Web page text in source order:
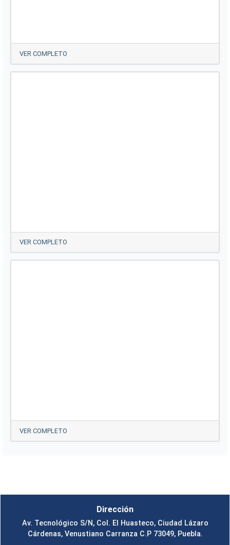
VER COMPLETO
VER COMPLETO
VER COMPLETO
Dirección
Av. Tecnológico S/N, Col. El Huasteco, Ciudad Lázaro
Cárdenas, Venustiano Carranza C.P 73049, Puebla.